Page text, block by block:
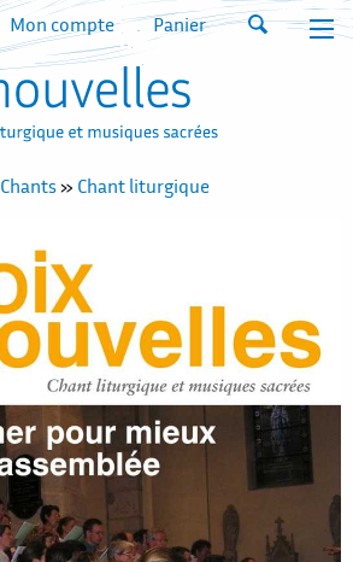
Mon compte Panier
Chants» Chant liturgique